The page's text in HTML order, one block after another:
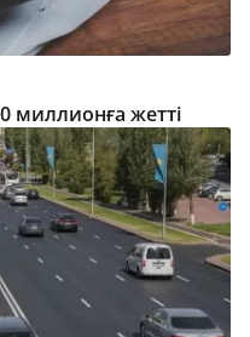
миллионға жетті